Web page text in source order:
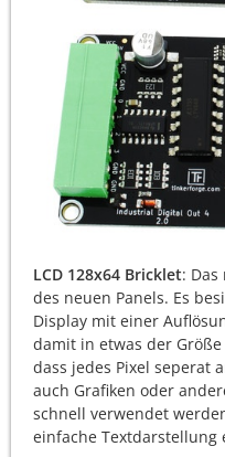
LCD 128x64 Bricklet:
des neuen Panels. Es
Display mit einer
damit in etwas der
dass jedes Pixel seperat
auch Grafiken oder
schnell verwendet
einfache Textdarstellung